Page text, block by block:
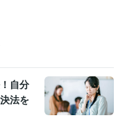
自分
法を